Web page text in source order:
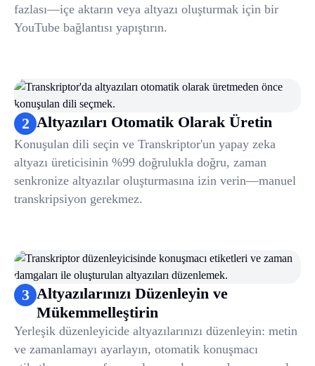
fazlası—içe aktarın veya altyazı oluşturmak için bir
YouTube bağlantısı yapıştırın.
2 Altyazıları Otomatik Olarak Üretin
Konuşulan dili seçin ve Transkriptor'un yapay zeka
altyazı üreticisinin %99 doğrulukla doğru, zaman
senkronize altyazılar oluşturmasına izin verin—manuel
transkripsiyon gerekmez.
3 Altyazılarınızı Düzenleyin ve
Mükemmelleştirin
Yerleşik düzenleyicide altyazılarınızı düzenleyin: metin
ve zamanlamayı ayarlayın, otomatik konuşmacı